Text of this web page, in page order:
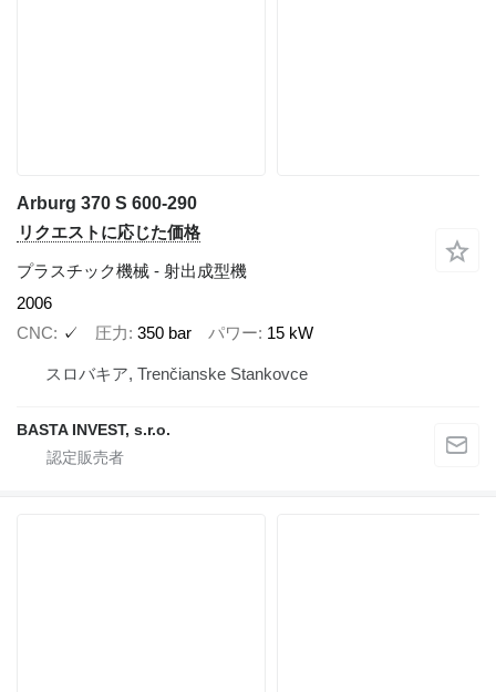
Arburg 370 S 600-290
リクエストに応じた価格
プラスチック機械 - 射出成型機
2006
CNC
✓ 圧力 350 bar パワー 15 kW
スロバキア, Trenčianske Stankovce
BASTA INVEST, s.r.o.